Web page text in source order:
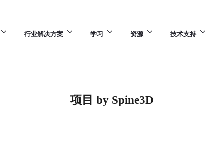
行业解决方案 学习 资源 技术支持
项目 by Spine3D